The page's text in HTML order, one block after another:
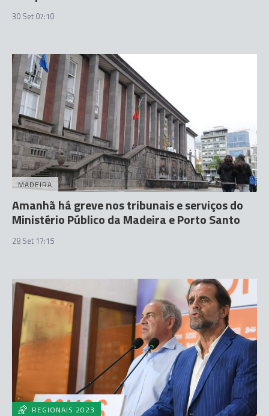
30 Set 07:10
MADEIRA
Amanhã há greve nos tribunais e serviços do
Ministério Público da Madeira e Porto Santo
28 Set 17:15
REGIONAIS 2023